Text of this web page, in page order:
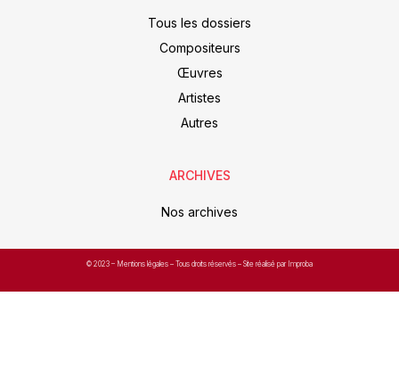
Tous les dossiers
Compositeurs
Œuvres
Artistes
Autres
ARCHIVES
Nos archives
© 2023 – Mentions légales – Tous droits réservés – Site réalisé par Improba